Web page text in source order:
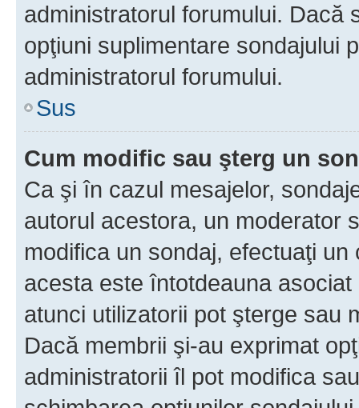
administratorul forumului. Dacă
opţiuni suplimentare sondajului
administratorul forumului.
Sus
Cum modific sau şterg un
Ca şi în cazul mesajelor,
autorul acestora, un moderator
modifica un sondaj, efectuaţi
acesta este întotdeauna
atunci utilizatorii pot şterge sau
Dacă membrii şi-au exprimat
administratorii îl pot modifica